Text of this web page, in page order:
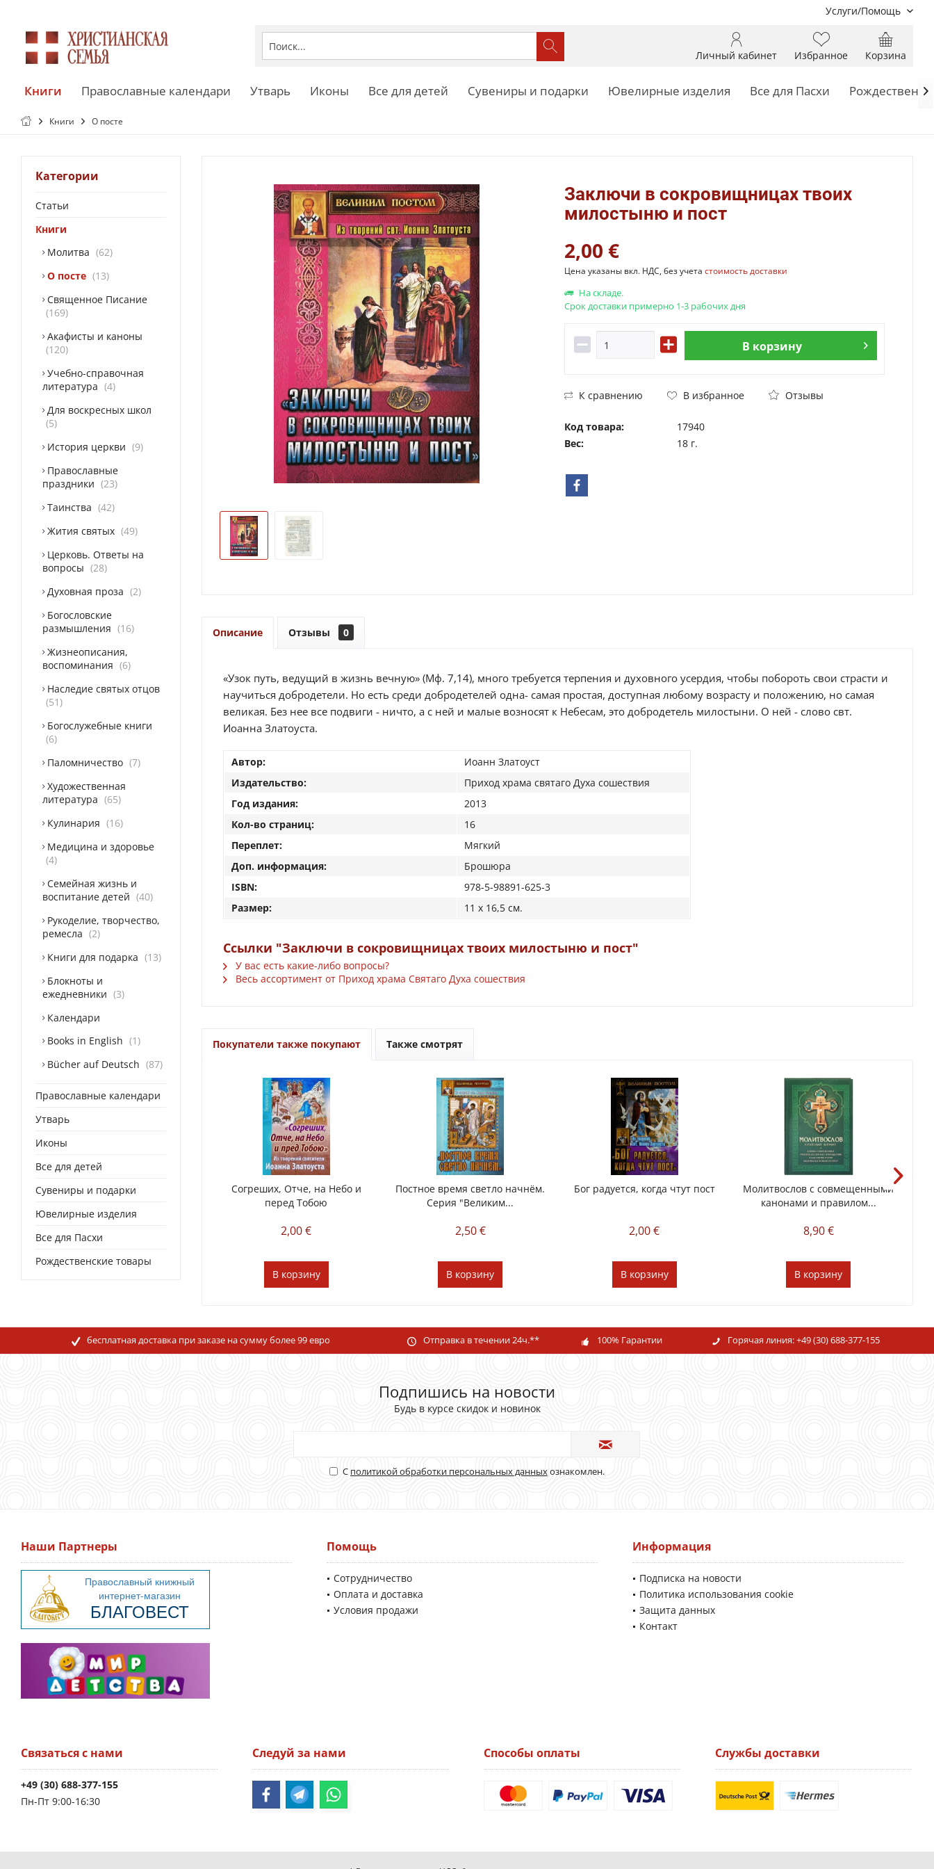
Услуги/Помощь
Корзина
Избранное
Личный кабинет
Книги Православные календари Утварь Иконы Все для детей Сувениры и подарки Ювелирные изделия Все для Пасхи 
Книги О посте
Категории
Статьи
Книги
Молитва
62
О посте
13
Священное Писание
169
Акафисты и каноны
120
Учебно-справочная
литература
4
Для воскресных школ
5
История церкви
9
Православные
праздники
23
Таинства
42
Жития святых
49
Церковь. Ответы на
вопросы
28
Духовная проза
2
Богословские
размышления
16
Жизнеописания,
воспоминания
6
Наследие святых отцов
51
Богослужебные книги
6
Паломничество
7
Художественная
литература
65
Кулинария
16
Медицина и здоровье
4
Семейная жизнь и
воспитание детей
40
Рукоделие, творчество,
ремесла
2
Книги для подарка
13
Блокноты и
ежедневники
3
Календари
Books in English
1
Bücher auf Deutsch
87
Православные календари
Утварь
Иконы
Все для детей
Сувениры и подарки
Ювелирные изделия
Все для Пасхи
Рождественские товары
Заключи в сокровищницах твоих
милостыню и пост
2,00 €
Цена указаны вкл. НДС, без учета стоимость доставки
На складе.
Срок доставки примерно 1-3 рабочих дня
В корзину
К сравнению В избранное Отзывы
Код товара:
17940
Вес:
18 г.
Описание Отзывы 0
«Узок путь, ведущий в жизнь вечную» (Мф. 7,14), много требуется терпения и духовного усердия, чтобы побороть свои страсти и
научиться добродетели. Но есть среди добродетелей одна- самая простая, доступная любому возрасту и положению, но самая
великая. Без нее все подвиги - ничто, а с ней и малые возносят к Небесам, это добродетель милостыни. О ней - слово свт.
Иоанна Златоуста.
Автор:
Иоанн Златоуст
Издательство:
Приход храма святаго Духа сошествия
Год издания:
2013
Кол-во страниц:
16
Переплет:
Мягкий
Доп. информация:
Брошюра
ISBN:
978-5-98891-625-3
Размер:
11 x 16,5 см.
Ссылки "Заключи в сокровищницах твоих милостыню и пост"
У вас есть какие-либо вопросы?
Весь ассортимент от Приход храма Святаго Духа сошествия
Покупатели также покупают Также смотрят
Согреших, Отче, на Небо и
перед Тобою
2,00 €
В корзину
Постное время светло начнём.
Серия "Великим...
2,50 €
В корзину
Бог радуется, когда чтут пост
2,00 €
В корзину
Молитвослов с совмещенными
канонами и правилом...
8,90 €
В корзину
бесплатная доставка при заказе на сумму более 99 евро Отправка в течении 24ч.** 100% Гарантии Горячая линия:+49 (30) 688-377-155
Подпишись на новости
Будь в курсе скидок и новинок
С политикой обработки персональных данныхознакомлен.
Наши Партнеры Помощь
Сотрудничество
Оплата и доставка
Условия продажи
Информация
Подписка на новости
Политика использования cookie
Защита данных
Контакт
Связаться с нами
+49 (30) 688-377-155
Пн-Пт 9:00-16:30
Следуй за нами Способы оплаты Службы доставки